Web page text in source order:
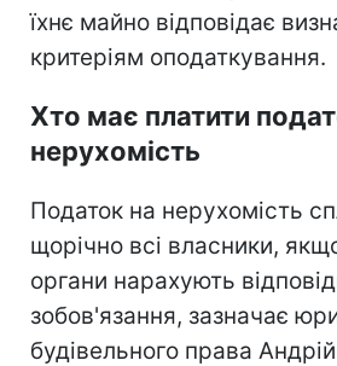
їхнє майно відповідає
критеріям оподаткування.
Хто має платити
нерухомість
Податок на нерухомість
щорічно всі власники,
органи нарахують
зобов'язання, зазначає
будівельного права